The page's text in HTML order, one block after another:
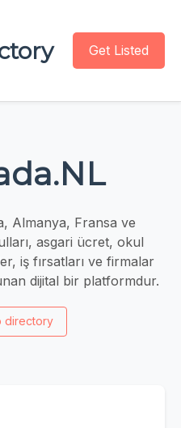
Get Listed
Almanya, Fransa ve
asgari ücret, okul
iş fırsatları ve firmalar
dijital bir platformdur.
directory